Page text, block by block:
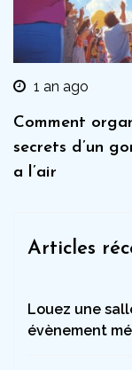
1 an ago
Comment
secrets d’un
a l’air
Articles
Louez une
évènement